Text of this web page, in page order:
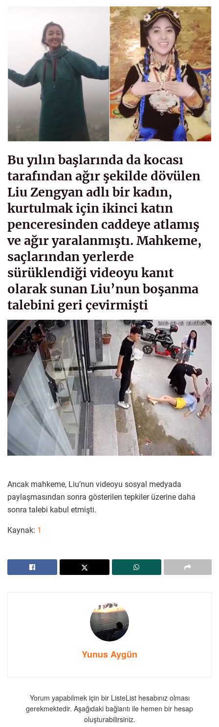
Bu yılın başlarında da kocası
tarafından ağır şekilde dövülen
Liu Zengyan adlı bir kadın,
kurtulmak için ikinci katın
penceresinden caddeye atlamış
ve ağır yaralanmıştı. Mahkeme,
saçlarından yerlerde
sürüklendiği videoyu kanıt
olarak sunan Liu’nun boşanma
talebini geri çevirmişti
Ancak mahkeme, Liu’nun videoyu sosyal medyada
paylaşmasından sonra gösterilen tepkiler üzerine daha
sonra talebi kabul etmişti.
Kaynak: 1
Yunus Aygün
Yorum yapabilmek için bir ListeList hesabınız olması
gerekmektedir. Aşağıdaki bağlantı ile hemen bir hesap
oluşturabilirsiniz.